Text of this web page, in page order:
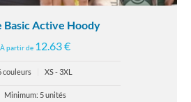
Basic Active Hoody
À partir de 12.63 €
couleurs XS - 3XL
Minimum: 5 unités